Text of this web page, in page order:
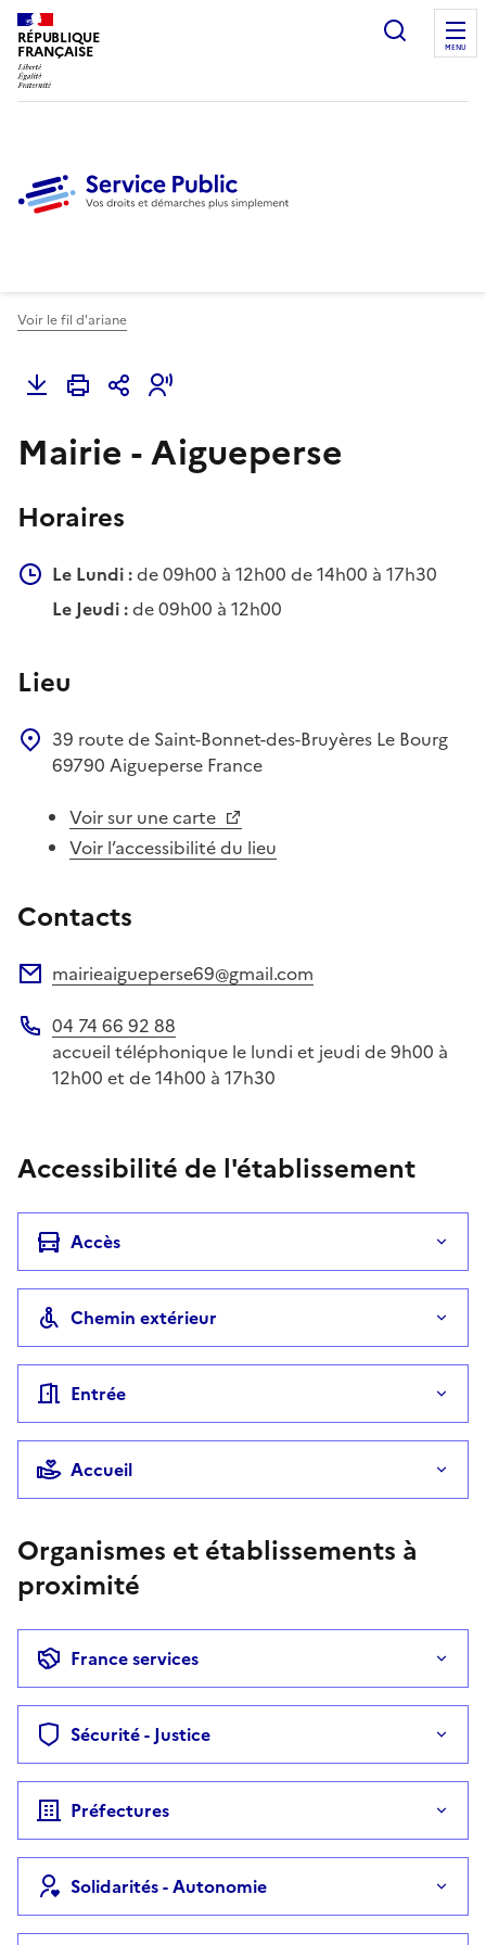
RÉPUBLIQUE
FRANÇAISE
Ouvrir
MENU
Voir le fil d'ariane
Mairie - Aigueperse
Horaires
Le Lundi :de 09h00 à 12h00 de 14h00 à 17h30
Le Jeudi :de 09h00 à 12h00
Lieu
39 route de Saint-Bonnet-des-Bruyères Le Bourg
69790 Aigueperse France
Voir sur une carte
Voir l’accessibilité du lieu
Contacts
mairieaigueperse69@gmail.com
Téléphone
04 74 66 92 88
accueil téléphonique le lundi et jeudi de 9h00 à
12h00 et de 14h00 à 17h30
Accessibilité de l'établissement
Accès
Chemin extérieur
Entrée
Accueil
Organismes et établissements à
proximité
France services
Sécurité - Justice
Préfectures
Solidarités - Autonomie